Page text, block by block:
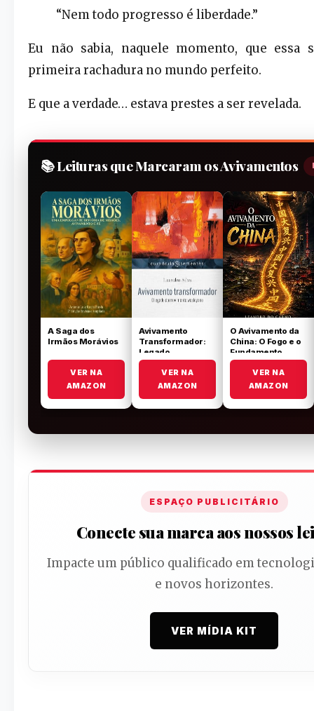
“Nem todo progresso é liberdade.”
Eu não sabia, naquele momento, que essa
primeira rachadura no mundo perfeito.
E que a verdade… estava prestes a ser revelada.
📚 Leituras que Marcaram os Avivamentos
A Saga dos
Irmãos Morávios
VER NA
AMAZON
Avivamento
Transformador:
Legado
Wesleyano
VER NA
AMAZON
O Avivamento da
China: O Fogo e o
Fundamento
VER NA
AMAZON
ESPAÇO PUBLICITÁRIO
Conecte sua marca aos nossos
Impacte um público qualificado em
e novos horizontes.
VER MÍDIA KIT